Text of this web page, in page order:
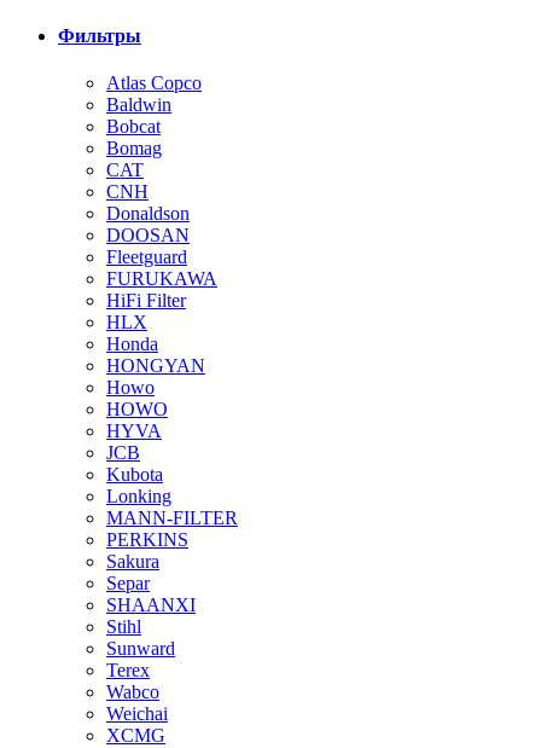
Фильтры
Atlas Copco
Baldwin
Bobcat
Bomag
CAT
CNH
Donaldson
DOOSAN
Fleetguard
FURUKAWA
HiFi Filter
HLX
Honda
HONGYAN
Howo
HOWO
HYVA
JCB
Kubota
Lonking
MANN-FILTER
PERKINS
Sakura
Separ
SHAANXI
Stihl
Sunward
Terex
Wabco
Weichai
XCMG